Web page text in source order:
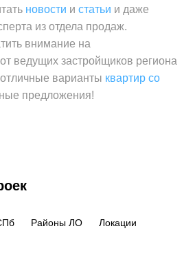
новости и статьи и даже
из отдела продаж.
внимание на
ведущих застройщиков региона
варианты квартир со
предложения!
Районы ЛО Локации